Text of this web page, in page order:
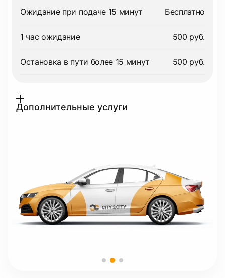
Ожидание при подаче 15 минут Бесплатно
1 час ожидание 500 руб.
Остановка в пути более 15 минут 500 руб.
Дополнительные услуги